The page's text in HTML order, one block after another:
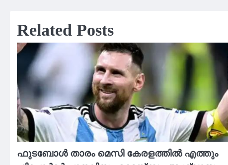
Related Posts
ഫുടബോൾ താരം മെസി കേരളത്തിൽ എത്തും